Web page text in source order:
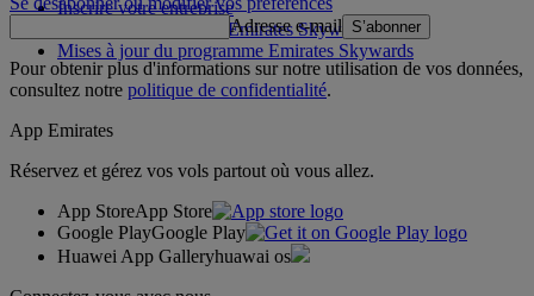
Inscrire votre entreprise
Règles du programme Emirates Skywards
Mises à jour du programme Emirates Skywards
Adresse e-mail S’abonner
Pour obtenir plus d'informations sur notre utilisation de vos données,
consultez notre politique de confidentialité.
App Emirates
Réservez et gérez vos vols partout où vous allez.
App StoreApp Store
Google PlayGoogle Play
Huawei App Galleryhuawai os